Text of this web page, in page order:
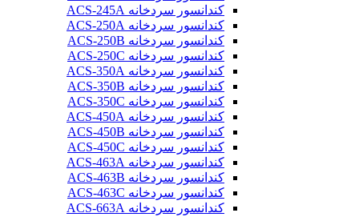
کندانسور سردخانه ACS-245A
کندانسور سردخانه ACS-250A
کندانسور سردخانه ACS-250B
کندانسور سردخانه ACS-250C
کندانسور سردخانه ACS-350A
کندانسور سردخانه ACS-350B
کندانسور سردخانه ACS-350C
کندانسور سردخانه ACS-450A
کندانسور سردخانه ACS-450B
کندانسور سردخانه ACS-450C
کندانسور سردخانه ACS-463A
کندانسور سردخانه ACS-463B
کندانسور سردخانه ACS-463C
کندانسور سردخانه ACS-663A